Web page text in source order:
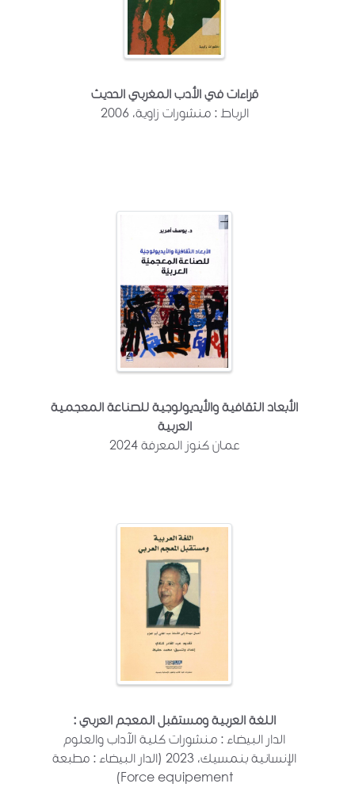
قراءات في الأدب المغربي الحديث
الرباط : منشورات زاوية، 2006
الأبعاد الثقافية والأيديولوجية للصناعة المعجمية
العربية
عمان كنوز المعرفة 2024
اللغة العربية ومستقبل المعجم العربي :
الدار البيضاء : منشورات كلية الآداب والعلوم
الإنسانية بنمسيك، 2023 (الدار البيضاء : مطبعة
Force equipement)